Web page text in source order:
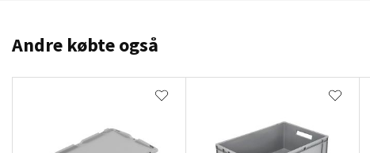
Andre købte også